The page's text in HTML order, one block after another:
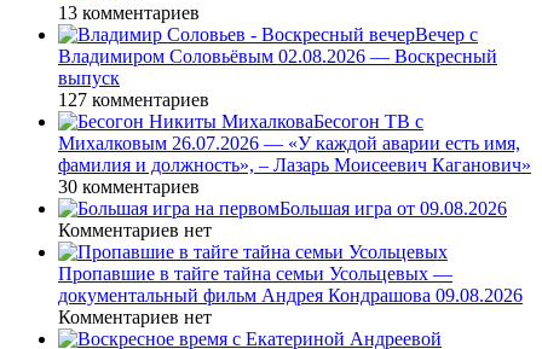
13 комментариев
Вечер с
Владимиром Соловьёвым 02.08.2026 — Воскресный
выпуск
127 комментариев
Бесогон ТВ с
Михалковым 26.07.2026 — «У каждой аварии есть имя,
фамилия и должность», – Лазарь Моисеевич Каганович»
30 комментариев
Большая игра от 09.08.2026
Комментариев нет
Пропавшие в тайге тайна семьи Усольцевых —
документальный фильм Андрея Кондрашова 09.08.2026
Комментариев нет